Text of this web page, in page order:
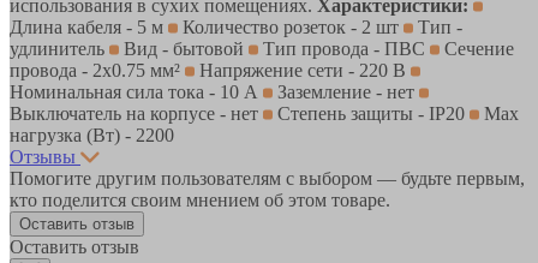
использования в сухих помещениях. Характеристики:
Длина кабеля - 5 м
Количество розеток - 2 шт
Тип -
удлинитель
Вид - бытовой Тип провода - ПВС
Сечение
провода - 2х0.75 мм²
Напряжение сети - 220 В
Номинальная сила тока - 10 А
Заземление - нет
Выключатель на корпусе - нет
Степень защиты - IP20
Max
нагрузка (Вт) - 2200
Отзывы
Помогите другим пользователям с выбором — будьте первым,
кто поделится своим мнением об этом товаре.
Оставить отзыв
Оставить отзыв